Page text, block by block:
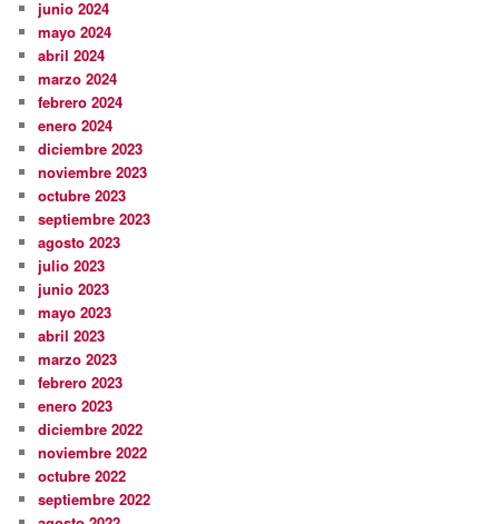
junio 2024
mayo 2024
abril 2024
marzo 2024
febrero 2024
enero 2024
diciembre 2023
noviembre 2023
octubre 2023
septiembre 2023
agosto 2023
julio 2023
junio 2023
mayo 2023
abril 2023
marzo 2023
febrero 2023
enero 2023
diciembre 2022
noviembre 2022
octubre 2022
septiembre 2022